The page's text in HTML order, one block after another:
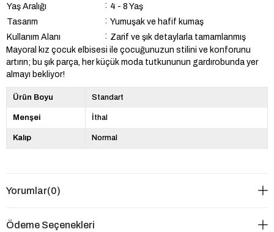
Yaş Aralığı
: 4 - 8 Yaş
Tasarım
: Yumuşak ve hafif kumaş
Kullanım Alanı
: Zarif ve şık detaylarla tamamlanmış
Mayoral kız çocuk elbisesi ile çocuğunuzun stilini ve konforunu
artırın; bu şık parça, her küçük moda tutkununun gardırobunda yer
almayı bekliyor!
Ürün Boyu Standart
Menşei İthal
Kalıp Normal
Yorumlar(0)
Ödeme Seçenekleri